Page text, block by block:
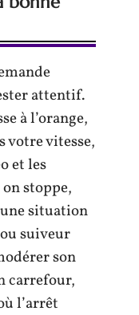
attentif.
à l’orange,
votre vitesse,
et les
stoppe,
situation
suiveur
son
carrefour,
l’arrêt